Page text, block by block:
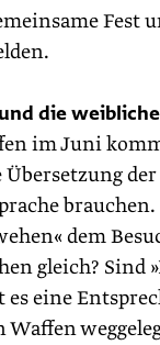
Fest
die
im Juni
dem
gleich? Sind
es eine
Waffen